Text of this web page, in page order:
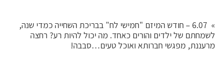
» 6.07 – חודש המיזם "חמישי לח" בבריכת השחייה כמדי שנה,
לשמחתם של ילדים והורים כאחד. מה יכול להיות רע? רחצה
מרעננת, מפגשי חברותא ואוכל טעים…סבבה!